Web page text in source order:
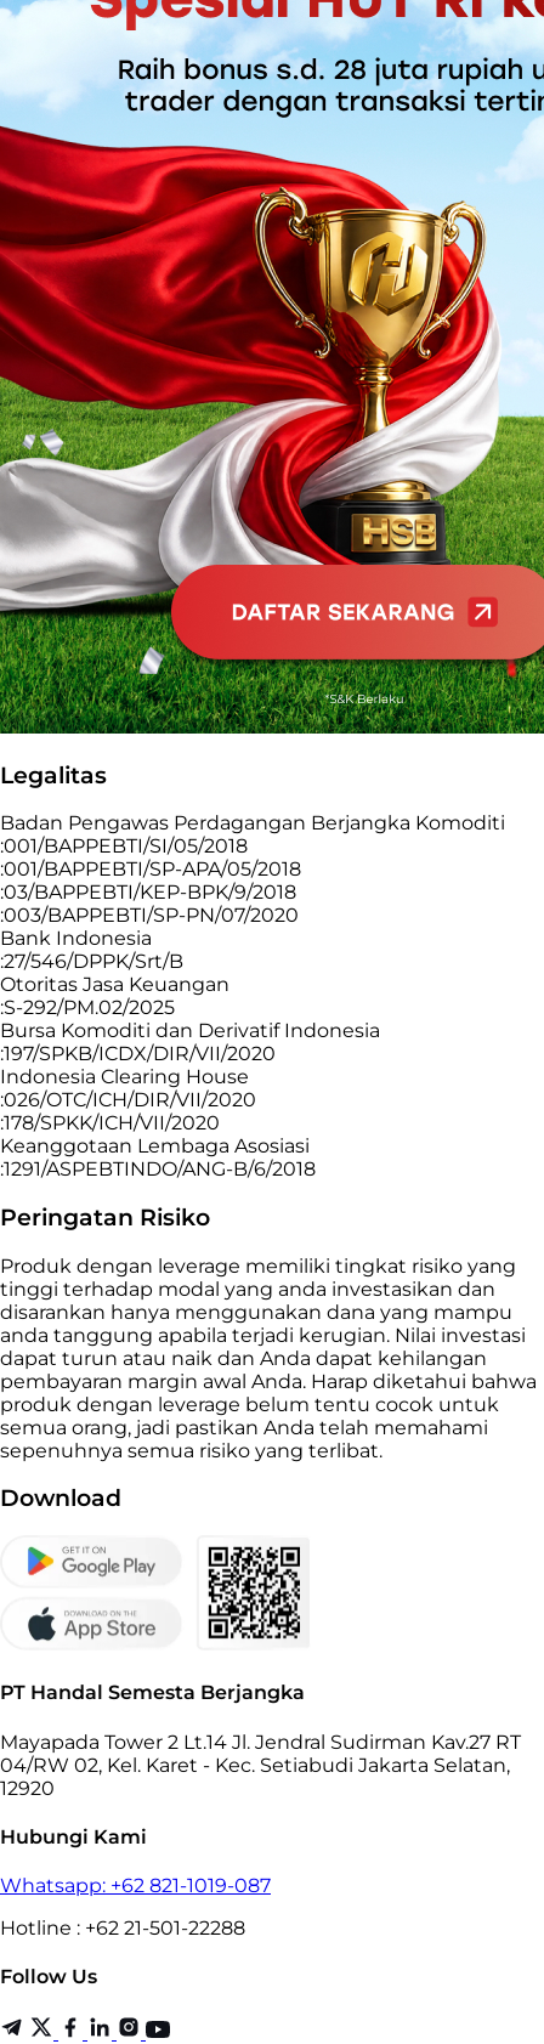
Legalitas
Badan Pengawas Perdagangan Berjangka Komoditi
:001/BAPPEBTI/SI/05/2018
:001/BAPPEBTI/SP-APA/05/2018
:03/BAPPEBTI/KEP-BPK/9/2018
:003/BAPPEBTI/SP-PN/07/2020
Bank Indonesia
:27/546/DPPK/Srt/B
Otoritas Jasa Keuangan
:S-292/PM.02/2025
Bursa Komoditi dan Derivatif Indonesia
:197/SPKB/ICDX/DIR/VII/2020
Indonesia Clearing House
:026/OTC/ICH/DIR/VII/2020
:178/SPKK/ICH/VII/2020
Keanggotaan Lembaga Asosiasi
:1291/ASPEBTINDO/ANG-B/6/2018
Peringatan Risiko
Produk dengan leverage memiliki tingkat risiko yang
tinggi terhadap modal yang anda investasikan dan
disarankan hanya menggunakan dana yang mampu
anda tanggung apabila terjadi kerugian. Nilai investasi
dapat turun atau naik dan Anda dapat kehilangan
pembayaran margin awal Anda. Harap diketahui bahwa
produk dengan leverage belum tentu cocok untuk
semua orang, jadi pastikan Anda telah memahami
sepenuhnya semua risiko yang terlibat.
Download
PT Handal Semesta Berjangka
Mayapada Tower 2 Lt.14 Jl. Jendral Sudirman Kav.27 RT
04/RW 02, Kel. Karet - Kec. Setiabudi Jakarta Selatan,
12920
Hubungi Kami
Whatsapp: +62 821-1019-087
Hotline : +62 21-501-22288
Follow Us